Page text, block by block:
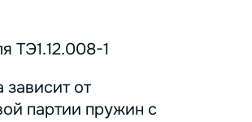
ТЭ1.12.008-1
от
партии пружин с